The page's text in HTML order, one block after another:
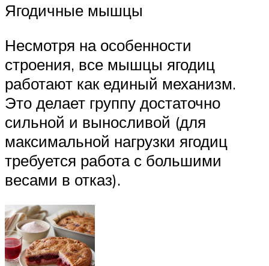
Ягодичные мышцы
Несмотря на особенности
строения, все мышцы ягодиц
работают как единый механизм.
Это делает группу достаточно
сильной и выносливой (для
максимальной нагрузки ягодиц
требуется работа с большими
весами в отказ).